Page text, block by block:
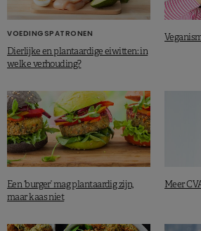
VOEDINGSPATRONEN
Dierlijke en plantaardige eiwitten: in
welke verhouding?
Een ‘burger’ mag plantaardig zijn,
maar kaas niet
Meer